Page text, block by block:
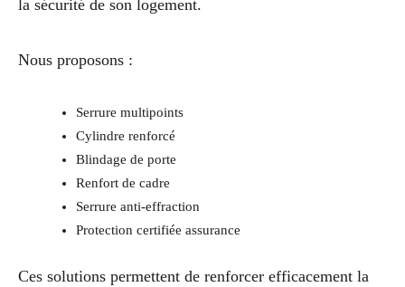
la sécurité de son logement.
Nous proposons :
Serrure multipoints
Cylindre renforcé
Blindage de porte
Renfort de cadre
Serrure anti-effraction
Protection certifiée assurance
Ces solutions permettent de renforcer efficacement la